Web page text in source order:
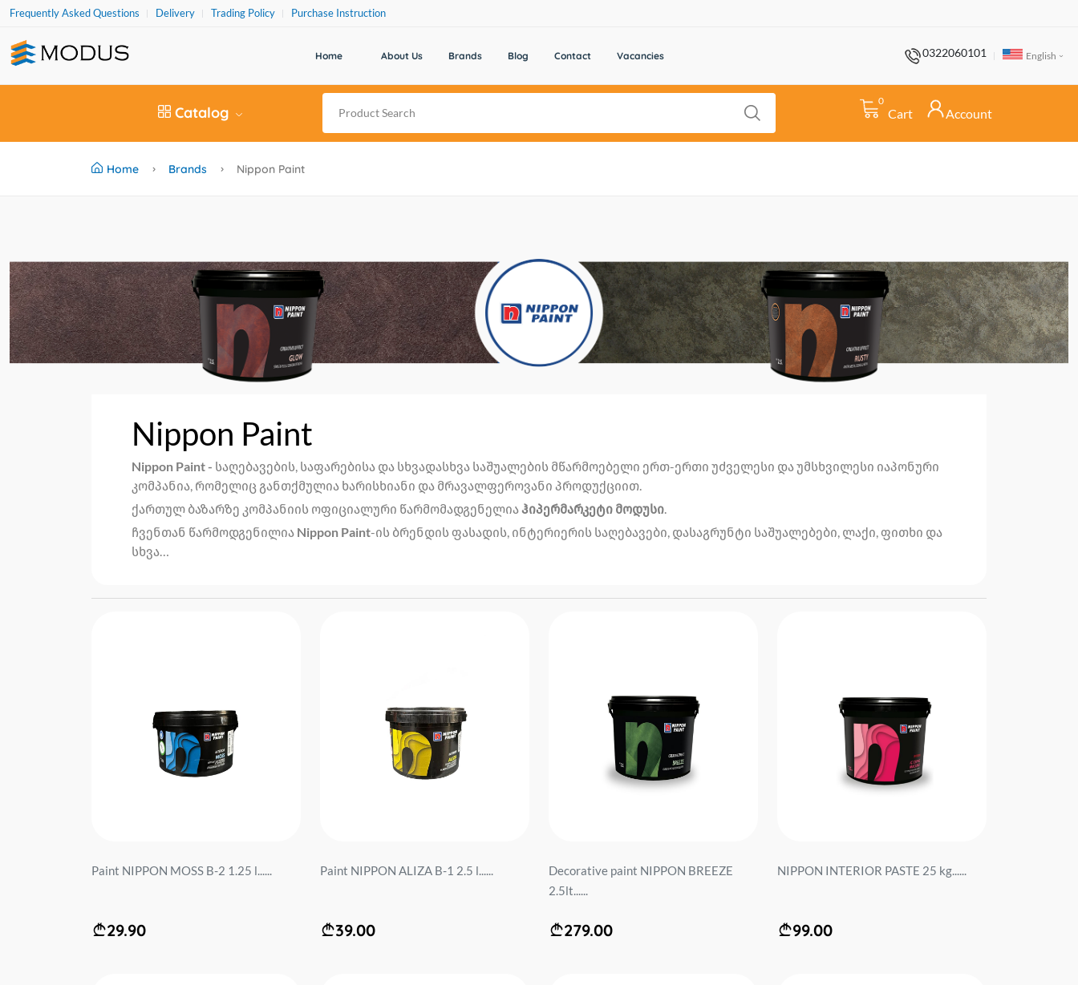
Frequently Asked Questions Delivery Trading Policy Purchase Instruction
Home About Us Brands Blog Contact Vacancies 0322060101 English
Catalog
0
Cart Account
Home Brands Nippon Paint
Nippon Paint
Nippon Paint - საღებავების, საფარებისა და სხვადასხვა საშუალების მწარმოებელი ერთ-ერთი უძველესი და უმსხვილესი იაპონური
კომპანია, რომელიც განთქმულია ხარისხიანი და მრავალფეროვანი პროდუქციით.
ქართულ ბაზარზე კომპანიის ოფიციალური წარმომადგენელიაჰიპერმარკეტი მოდუსი.
ჩვენთან წარმოდგენილია Nippon Paint-ის ბრენდის ფასადის, ინტერიერის საღებავები, დასაგრუნტი საშუალებები, ლაქი, ფითხი და
სხვა…
Paint NIPPON MOSS B-2 1.25 l......
29.90
Paint NIPPON ALIZA B-1 2.5 l......
39.00
Decorative paint NIPPON BREEZE
2.5lt......
279.00
NIPPON INTERIOR PASTE 25 kg......
99.00